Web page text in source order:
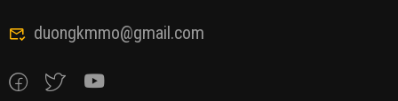
duongkmmo@gmail.com